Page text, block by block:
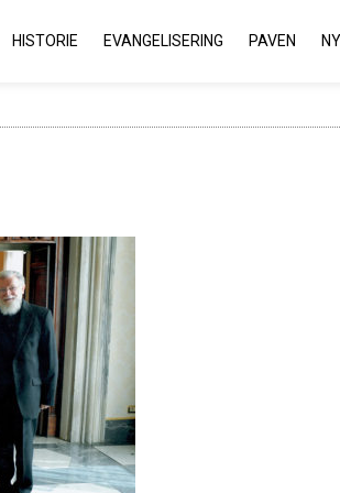
HISTORIE EVANGELISERING PAVEN